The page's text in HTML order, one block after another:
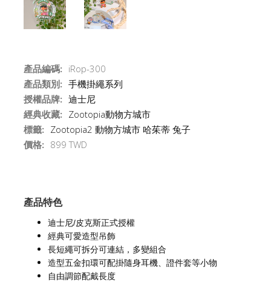
產品編碼: iRop-300
產品類別: 手機掛繩系列
授權品牌: 迪士尼
經典收藏: Zootopia動物方城市
標籤: Zootopia2 動物方城市 哈茱蒂 兔子
價格: 899 TWD
產品特色
迪士尼/皮克斯正式授權
經典可愛造型吊飾
長短繩可拆分可連結，多變組合
造型五金扣環可配掛隨身耳機、證件套等小物
自由調節配戴長度